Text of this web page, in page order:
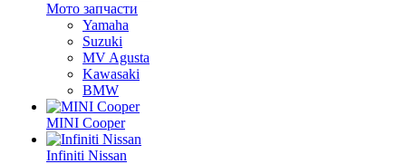
Мото запчасти
Yamaha
Suzuki
MV Agusta
Kawasaki
BMW
MINI Cooper
Infiniti Nissan